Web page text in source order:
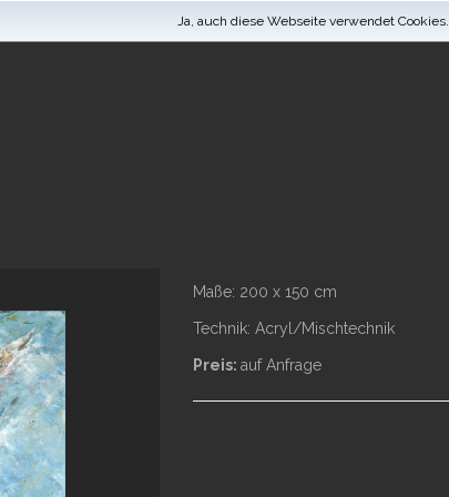
Ja, auch diese Webseite verwendet Cookies.
Maße: 200 x 150 cm
Technik: Acryl/Mischtechnik
Preis: auf Anfrage